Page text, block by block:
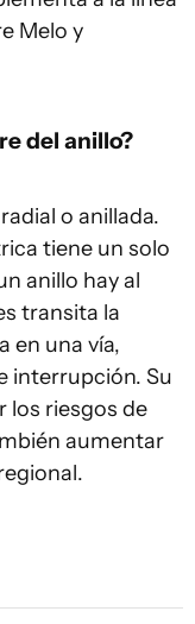
Melo y
del anillo?
o anillada.
tiene un solo
anillo hay al
transita la
en una vía,
interrupción. Su
los riesgos de
aumentar